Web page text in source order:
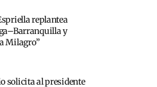
replantea
y
Milagro”
solicita al presidente